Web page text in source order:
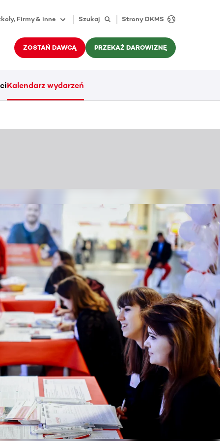
Firmy & inne Szukaj Strony DKMS
ZOSTAŃ DAWCĄ PRZEKAŻ DAROWIZNĘ
Kalendarz wydarzeń